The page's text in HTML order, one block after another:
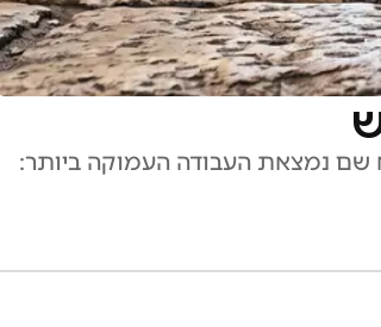
שם נמצאת העבודה העמוקה ביותר: